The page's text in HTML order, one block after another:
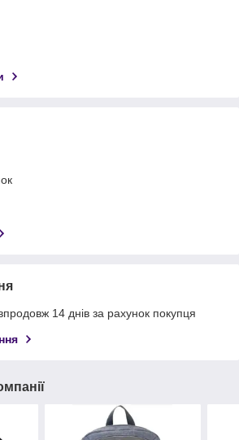
14 днів за рахунок покупця